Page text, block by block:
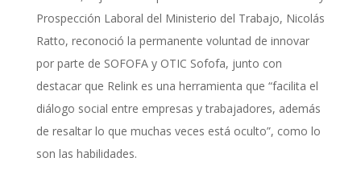
Prospección Laboral del Ministerio del Trabajo, Nicolás
Ratto, reconoció la permanente voluntad de innovar
por parte de SOFOFA y OTIC Sofofa, junto con
destacar que Relink es una herramienta que “facilita el
diálogo social entre empresas y trabajadores, además
de resaltar lo que muchas veces está oculto”, como lo
son las habilidades.